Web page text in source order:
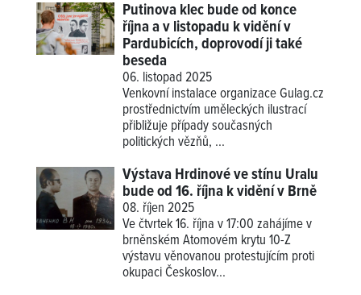
Putinova klec bude od konce
října a v listopadu k vidění v
Pardubicích, doprovodí ji také
beseda
06. listopad 2025
Venkovní instalace organizace Gulag.cz
prostřednictvím uměleckých ilustrací
přibližuje případy současných
politických vězňů, ...
Výstava Hrdinové ve stínu Uralu
bude od 16. října k vidění v Brně
08. říjen 2025
Ve čtvrtek 16. října v 17:00 zahájíme v
brněnském Atomovém krytu 10-Z
výstavu věnovanou protestujícím proti
okupaci Českoslov...